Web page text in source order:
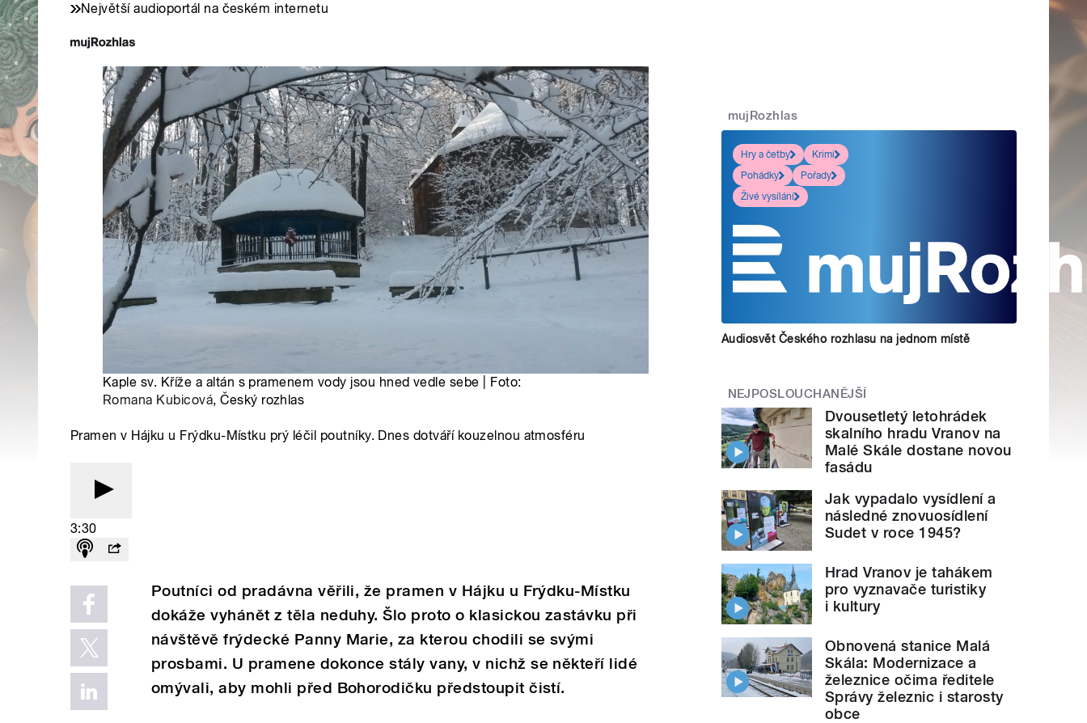
Největší audioportál na českém internetu
Kaple sv. Kříže a altán s pramenem vody jsou hned vedle sebe | Foto:
Romana Kubicová, Český rozhlas
Pramen v Hájku u Frýdku-Místku prý léčil poutníky. Dnes dotváří kouzelnou atmosféru
3:30
Poutníci od pradávna věřili, že pramen v Hájku u Frýdku-Místku
dokáže vyhánět z těla neduhy. Šlo proto o klasickou zastávku při
návštěvě frýdecké Panny Marie, za kterou chodili se svými
prosbami. U pramene dokonce stály vany, v nichž se někteří lidé
omývali, aby mohli před Bohorodičku předstoupit čistí.
mujRozhlas
Hry a četby
Krimi
Pohádky
Pořady
Živé vysílání
Audiosvět Českého rozhlasu na jednom místě
NEJPOSLOUCHANĚJŠÍ
Dvousetletý letohrádek
skalního hradu Vranov na
Malé Skále dostane novou
fasádu
Jak vypadalo vysídlení a
následné znovuosídlení
Sudet v roce 1945?
Hrad Vranov je tahákem
pro vyznavače turistiky
i kultury
Obnovená stanice Malá
Skála: Modernizace a
železnice očima ředitele
Správy železnic i starosty
obce